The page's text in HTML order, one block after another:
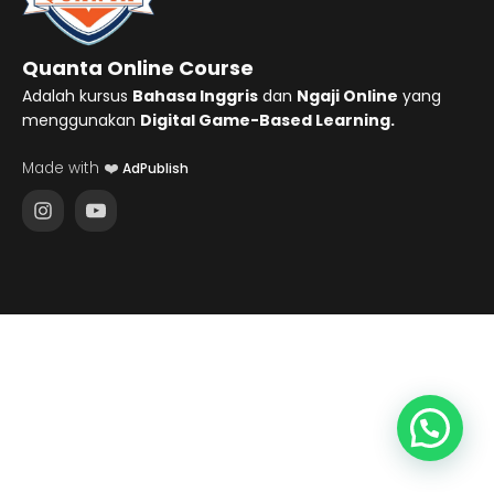
Quanta Online Course
Adalah kursus Bahasa Inggris dan Ngaji Online yang
menggunakan Digital Game-Based Learning.
Made with ❤️ AdPublish